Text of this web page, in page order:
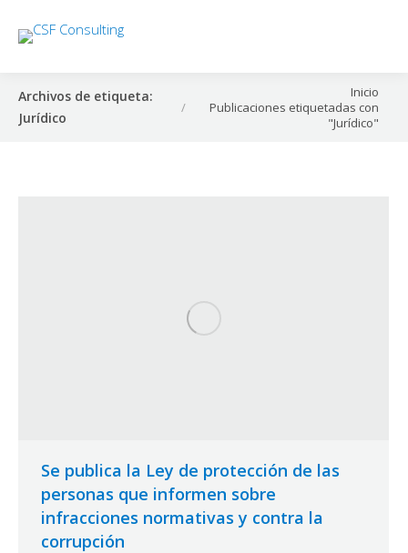
Archivos de etiqueta:
Jurídico
Inicio
Publicaciones etiquetadas con
"Jurídico"
Se publica la Ley de protección de las
personas que informen sobre
infracciones normativas y contra la
corrupción